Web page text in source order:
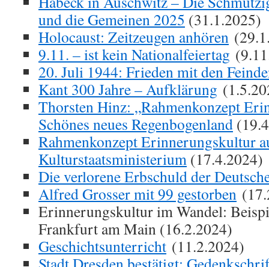
und die Gemeinen 2025 (31.1.2025)
Holocaust: Zeitzeugen anhören
9.11. – ist kein Nationalfeiertag
20. Juli 1944: Frieden mit den
Kant 300 Jahre – Aufklärung
Thorsten Hinz: „Rahmenkonzept
Schönes neues Regenbogenland
Rahmenkonzept Erinnerungskultur
Kulturstaatsministerium (17.4.2024)
Die verlorene Erbschuld der
Alfred Grosser mit 99 gestorben
Erinnerungskultur im Wandel:
Frankfurt am Main (16.2.2024)
Geschichtsunterricht (11.2.2024)